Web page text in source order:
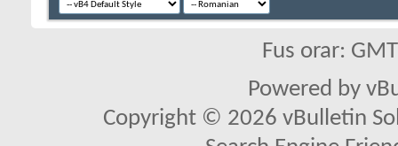
Fus orar:
Powered by
Copyright © 2026 vBulletin